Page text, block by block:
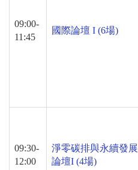
09:00-
11:45
國際論壇 I (6場)
09:30-
12:00
淨零碳排與永續發展
論壇I (4場)